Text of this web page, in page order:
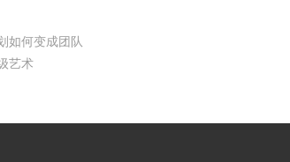
如何变成团队
艺术